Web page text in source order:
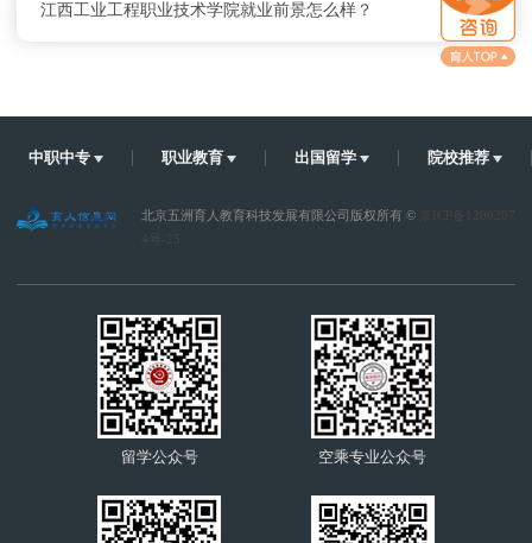
江西工业工程职业技术学院就业前景怎么样？
中职中专
职业教育 出国留学 院校推荐
北京五洲育人教育科技发展有限公司版权所有 ©
京ICP备1200207
4号-25
空乘专业公众号
留学公众号